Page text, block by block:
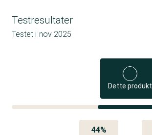
Testresultater
Testet i nov 2025
Dette produkt
44%